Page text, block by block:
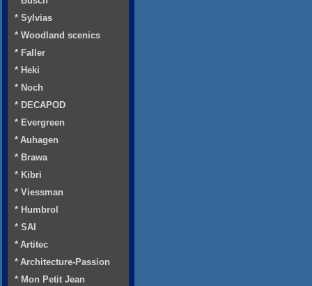
* Sylvias
* Woodland scenics
* Faller
* Heki
* Noch
* DECAPOD
* Evergreen
* Auhagen
* Brawa
* Kibri
* Viessman
* Humbrol
* SAI
* Artitec
* Architecture-Passion
* Mon Petit Jean